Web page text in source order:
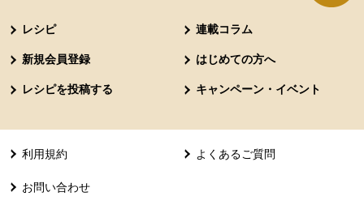
レシピ 連載コラム
新規会員登録 はじめての方へ
レシピを投稿する キャンペーン・イベント
利用規約 よくあるご質問
お問い合わせ